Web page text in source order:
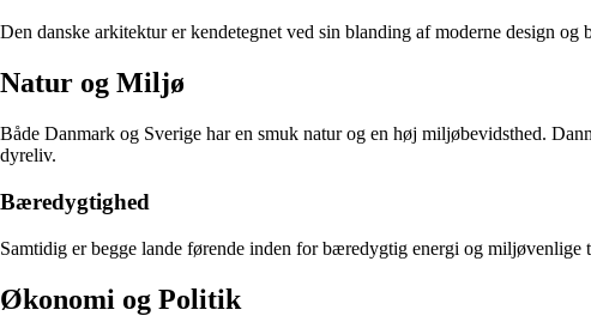
Den danske arkitektur er kendetegnet ved sin blanding af moderne design
Natur og Miljø
Både Danmark og Sverige har en smuk natur og en høj miljøbevidsthed.
dyreliv.
Bæredygtighed
Samtidig er begge lande førende inden for bæredygtig energi og miljøvenlige
Økonomi og Politik